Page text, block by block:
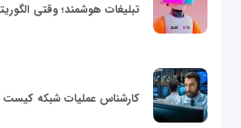
تبلیغات هوشمند؛ وقتی
کارشناس عملیات شبکه کیست